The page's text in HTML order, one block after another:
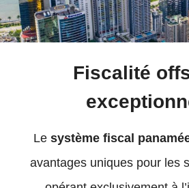
Fiscalité
Le système fiscal
avantages uniques pour les